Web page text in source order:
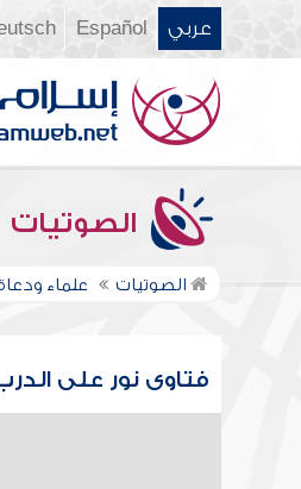
عربي Español
الصوتيات
الصوتيات علماء
فتاوى نور على الدرب